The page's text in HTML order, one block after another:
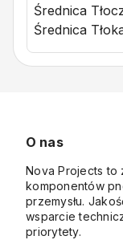
Średnica
Średnica
O nas
Nova Projects to
komponentów
przemysłu.
wsparcie
priorytety.